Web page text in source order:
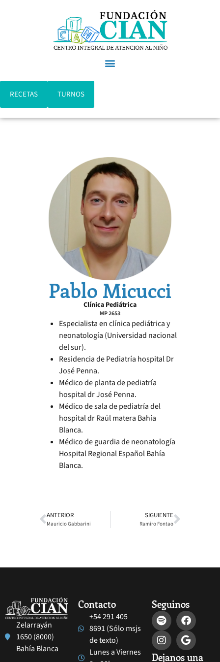
RECETAS TURNOS
Pablo Micucci
Clínica Pediátrica
MP 2653
Especialista en clínica pediátrica y
neonatología (Universidad nacional
del sur).
Residencia de Pediatría hospital Dr
José Penna.
Médico de planta de pediatría
hospital dr José Penna.
Médico de sala de pediatría del
hospital dr Raúl matera Bahía
Blanca.
Médico de guardia de neonatología
Hospital Regional Español Bahía
Blanca.
ANTERIOR
Mauricio Gabbarini
SIGUIENTE
Ramiro Fontao
Zelarrayán
1650 (8000)
Bahía Blanca
Contacto
+54 291 405
8691 (Sólo msjs
de texto)
Lunes a Viernes
Seguinos
Dejanos una